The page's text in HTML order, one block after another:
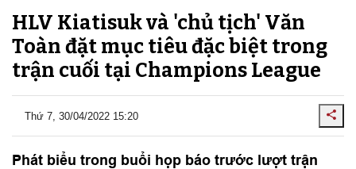
HLV Kiatisuk và 'chủ tịch' Văn
Toàn đặt mục tiêu đặc biệt trong
trận cuối tại Champions League
Thứ 7, 30/04/2022 15:20
Phát biểu trong buổi họp báo trước lượt trận